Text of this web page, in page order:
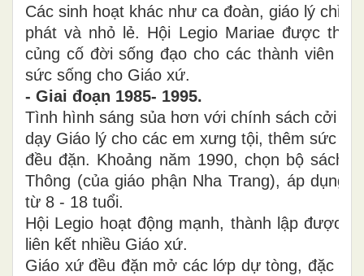
Các sinh hoạt khác như ca đoàn, giáo lý chỉ
phát và nhỏ lẻ. Hội Legio Mariae được
củng cố đời sống đạo cho các thành viên
sức sống cho Giáo xứ.
- Giai đoạn 1985- 1995.
Tình hình sáng sủa hơn với chính sách cởi
dạy Giáo lý cho các em xưng tội, thêm sức
đều đặn. Khoảng năm 1990, chọn bộ sách
Thông (của giáo phận Nha Trang), áp dụng
từ 8 - 18 tuổi.
Hội Legio hoạt động mạnh, thành lập được
liên kết nhiều Giáo xứ.
Giáo xứ đều đặn mở các lớp dự tòng, đặc